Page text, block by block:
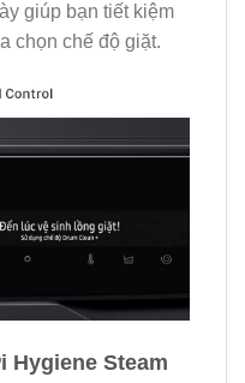
giúp bạn tiết kiệm
chọn chế độ giặt.
Hygiene Steam